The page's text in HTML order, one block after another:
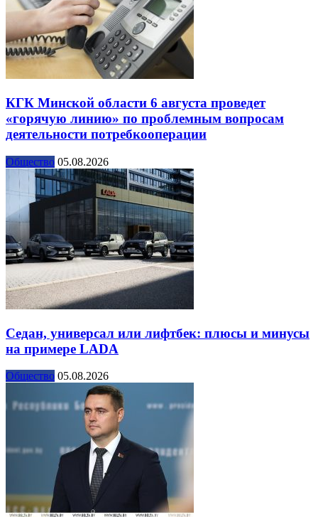
КГК Минской области 6 августа проведет
«горячую линию» по проблемным вопросам
деятельности потребкооперации
Общество 05.08.2026
Седан, универсал или лифтбек: плюсы и минусы
на примере LADA
Общество 05.08.2026